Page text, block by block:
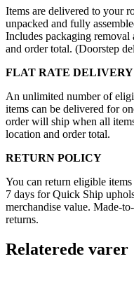
Items are delivered to your
unpacked and fully
Includes packaging
and order total. (Doorstep
FLAT RATE DELIVERY
An unlimited number of
items can be delivered for
order will ship when all
location and order total.
RETURN POLICY
You can return eligible
7 days for Quick Ship
merchandise value. Made-
returns.
Relaterede varer